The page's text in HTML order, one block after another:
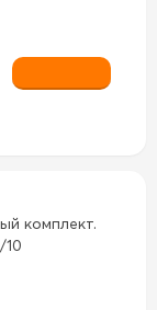
комплект.
10